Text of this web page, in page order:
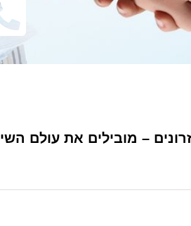
– מובילים את עולם השינה